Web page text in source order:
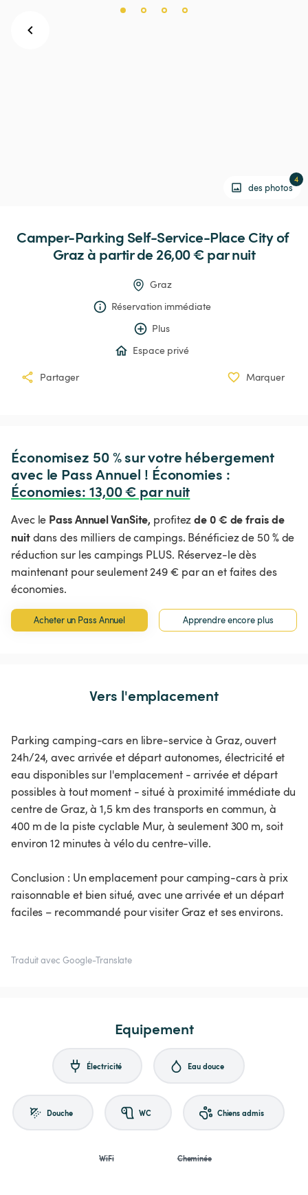
des photos
4
Camper-Parking Self-Service-Place Cityof
Graz à partir de 26,00 € par nuit
Graz
Réservation immédiate
Plus
Espace privé
Partager Marquer
Économisez 50 % sur votre hébergement
avec le Pass Annuel ! Économies :
Économies: 13,00 € par nuit
Avec le Pass Annuel VanSite, profitezde 0 € de frais de
nuitdans des milliers de campings. Bénéficiez de 50 % de
réduction sur les campings PLUS. Réservez-le dès
maintenant pour seulement 249 € par an et faites des
économies.
Acheter un Pass Annuel Apprendre encore plus
Vers l'emplacement
Parking camping-cars en libre-service à Graz, ouvert
24h/24, avec arrivée et départ autonomes, électricité et
eau disponibles sur l'emplacement - arrivée et départ
possibles à tout moment - situé à proximité immédiate du
centre de Graz, à 1,5 km des transports en commun, à
400 m de la piste cyclable Mur, à seulement 300 m, soit
environ 12 minutes à vélo du centre-ville.
Conclusion : Un emplacement pour camping-cars à prix
raisonnable et bien situé, avec une arrivée et un départ
faciles – recommandé pour visiter Graz et ses environs.
Traduit avec Google-Translate
Equipement
Électricité Eau douce
Douche WC Chiens admis
WiFi Cheminée